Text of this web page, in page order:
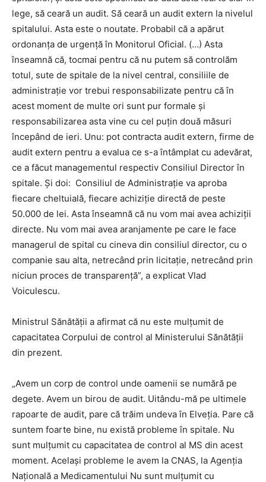
lege, să ceară un audit. Să ceară un audit extern la nivelul
spitalului. Asta este o noutate. Probabil că a apărut
ordonanţa de urgenţă în Monitorul Oficial. (…) Asta
înseamnă că, tocmai pentru că nu putem să controlăm
totul, sute de spitale de la nivel central, consiliile de
administraţie vor trebui responsabilizate pentru că în
acest moment de multe ori sunt pur formale şi
responsabilizarea asta vine cu cel puţin două măsuri
începând de ieri. Unu: pot contracta audit extern, firme de
audit extern pentru a evalua ce s-a întâmplat cu adevărat,
ce a făcut managementul respectiv Consiliul Director în
spitale. Și doi: Consiliul de Administraţie va aproba
fiecare cheltuială, fiecare achiziţie directă de peste
50.000 de lei. Asta înseamnă că nu vom mai avea achiziţii
directe. Nu vom mai avea aranjamente pe care le face
managerul de spital cu cineva din consiliul director, cu o
companie sau alta, netrecând prin licitaţie, netrecând prin
niciun proces de transparenţă”, a explicat Vlad
Voiculescu.
Ministrul Sănătății a afirmat că nu este mulţumit de
capacitatea Corpului de control al Ministerului Sănătăţii
din prezent.
„Avem un corp de control unde oamenii se numără pe
degete. Avem un birou de audit. Uitându-mă pe ultimele
rapoarte de audit, pare că trăim undeva în Elveţia. Pare că
suntem foarte bine, nu există probleme în spitale. Nu
sunt mulţumit cu capacitatea de control al MS din acest
moment. Acelaşi probleme le avem la CNAS, la Agenţia
Naţională a Medicamentului Nu sunt mulţumit cu